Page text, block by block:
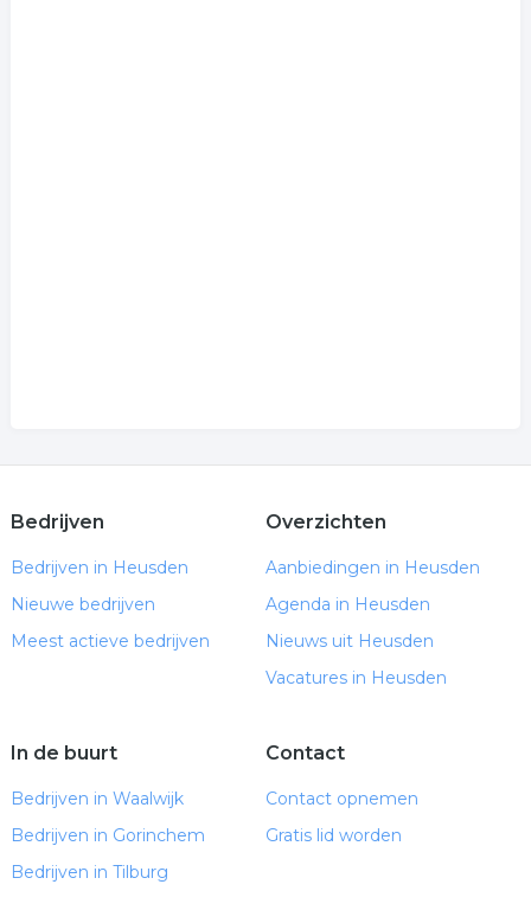
Bedrijven
Bedrijven in Heusden
Nieuwe bedrijven
Meest actieve bedrijven
Overzichten
Aanbiedingen in Heusden
Agenda in Heusden
Nieuws uit Heusden
Vacatures in Heusden
In de buurt
Bedrijven in Waalwijk
Bedrijven in Gorinchem
Bedrijven in Tilburg
Contact
Contact opnemen
Gratis lid worden